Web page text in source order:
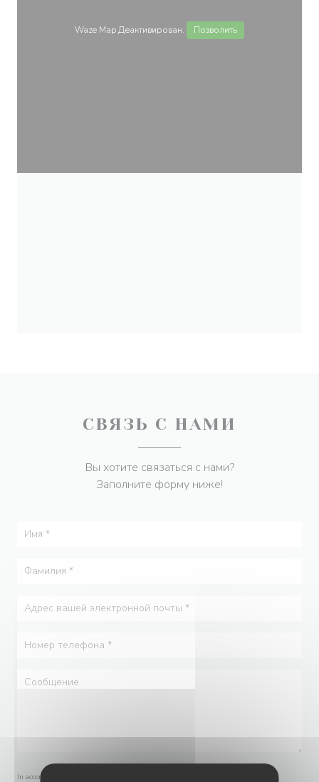
Waze Map Деактивирован. Позволить
СВЯЗЬ С НАМИ
Вы хотите связаться с нами?
Заполните форму ниже!
In accordance with data protection regulations, you have the right to opt out of